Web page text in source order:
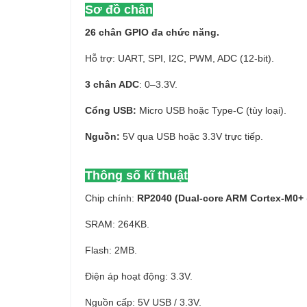
Sơ đồ chân
26 chân GPIO đa chức năng.
Hỗ trợ: UART, SPI, I2C, PWM, ADC (12-bit).
3 chân ADC: 0–3.3V.
Cổng USB: Micro USB hoặc Type-C (tùy loại).
Nguồn: 5V qua USB hoặc 3.3V trực tiếp.
Thông số kĩ thuật
Chip chính: RP2040 (Dual-core ARM Cortex-M0+
SRAM: 264KB.
Flash: 2MB.
Điện áp hoạt động: 3.3V.
Nguồn cấp: 5V USB / 3.3V.